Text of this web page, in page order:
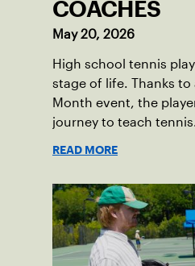
COACHES
May 20, 2026
High school tennis
stage of life. Thanks to
Month event, the
journey to teach
READ MORE